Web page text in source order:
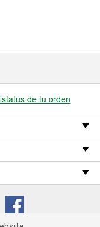
de tu orden